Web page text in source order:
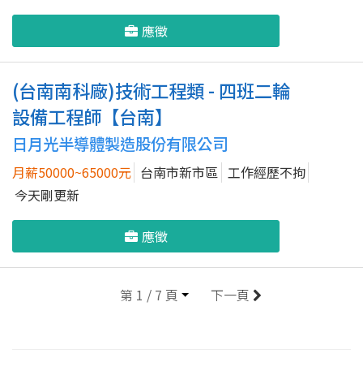
應徵
(台南南科廠)技術工程類 - 四班二輪
設備工程師【台南】
日月光半導體製造股份有限公司
月薪50000~65000元 台南市新市區 工作經歷不拘
今天剛更新
應徵
第 1 / 7 頁 下一頁